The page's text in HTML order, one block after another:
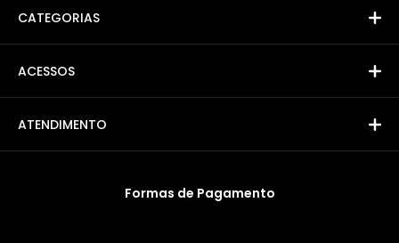
CATEGORIAS
ACESSOS
ATENDIMENTO
Formas de Pagamento